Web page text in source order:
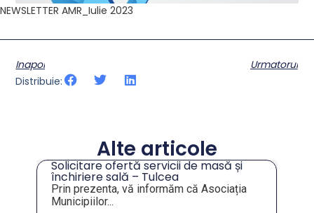
NEWSLETTER AMR_Iulie 2023
Inapoi
Urmatorul
Distribuie:
Alte articole
Solicitare ofertă servicii de masă și
închiriere sală – Tulcea
Prin prezenta, vă informăm că Asociația
Municipiilor...